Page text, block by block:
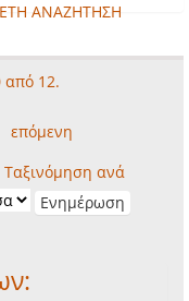
ΑΝΑΖΗΤΗΣΗ
από 12.
επόμενη
Ταξινόμηση ανά